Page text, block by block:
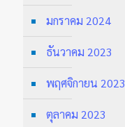
มกราคม 2024
ธันวาคม 2023
พฤศจิกายน 2023
ตุลาคม 2023